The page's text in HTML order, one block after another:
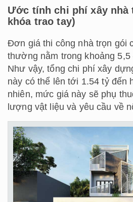
Ước tính chi phí xây nhà
khóa trao tay)
Đơn giá thi công nhà trọn gói
thường nằm trong khoảng
Như vậy, tổng chi phí xây
này có thể lên tới 1.54 tỷ đến
nhiên, mức giá này sẽ phụ
lượng vật liệu và yêu cầu về